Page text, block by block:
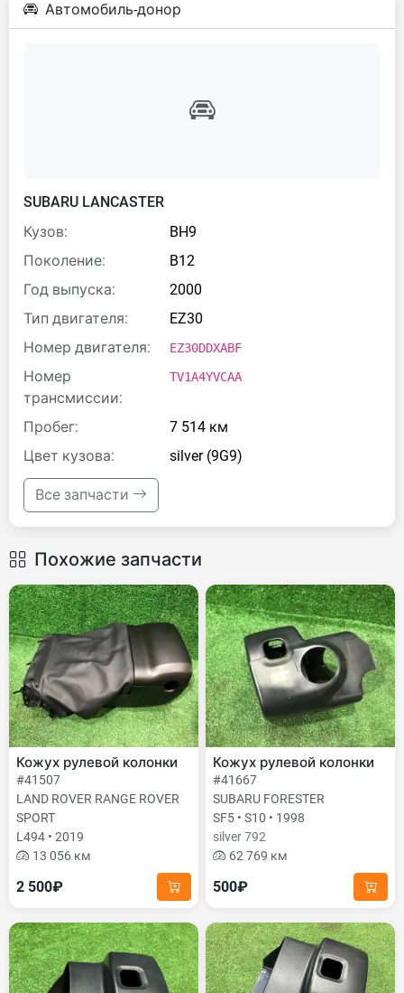
Автомобиль-донор
SUBARU LANCASTER
Кузов:
BH9
Поколение:
B12
Год выпуска:
2000
Тип двигателя:
EZ30
Номер двигателя:
EZ30DDXABF
Номер
трансмиссии:
TV1A4YVCAA
Пробег:
7 514 км
Цвет кузова:
silver (9G9)
Все запчасти
Похожие запчасти
Кожух рулевой колонки
#41507
LAND ROVER RANGE ROVER
SPORT
L494 • 2019
13 056 км
2 500₽
Кожух рулевой колонки
#41667
SUBARU FORESTER
SF5 • S10 • 1998
silver 792
62 769 км
500₽